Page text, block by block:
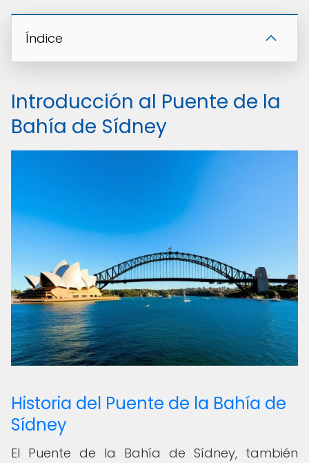
Índice
Introducción al Puente de la
Bahía de Sídney
Historia del Puente de la Bahía de
Sídney
El Puente de la Bahía de Sídney, también